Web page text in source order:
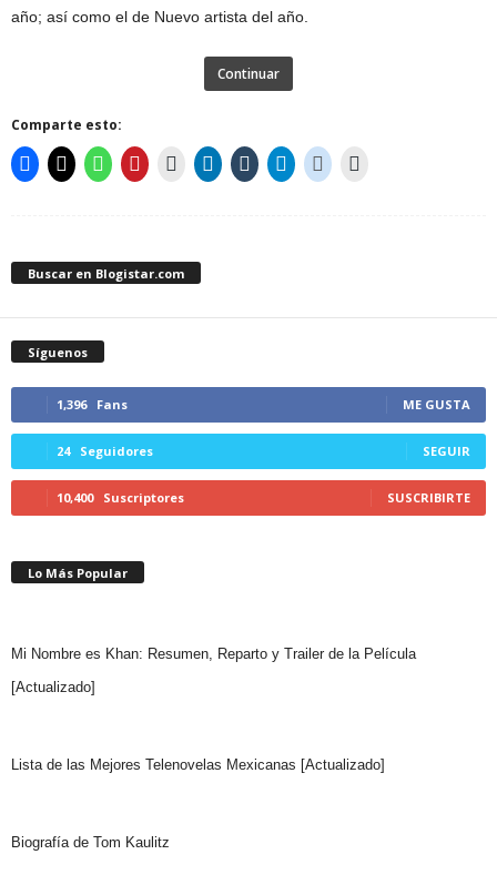
año; así como el de Nuevo artista del año.
Continuar
Comparte esto:
Buscar en Blogistar.com
Síguenos
1,396 Fans ME GUSTA
24 Seguidores SEGUIR
10,400 Suscriptores SUSCRIBIRTE
Lo Más Popular
Mi Nombre es Khan: Resumen, Reparto y Trailer de la Película
[Actualizado]
Lista de las Mejores Telenovelas Mexicanas [Actualizado]
Biografía de Tom Kaulitz